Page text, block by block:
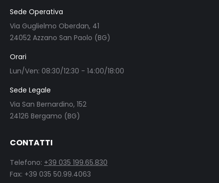
Sede Operativa
Via Guglielmo Oberdan, 41
24052 Azzano San Paolo (BG)
Orari
Lun/Ven: 08:30/12:30 - 14:00/18:00
Sede Legale
Via San Bernardino, 152
24126 Bergamo (BG)
CONTATTI
Telefono: +39 035 199.65.830
Fax: +39 035 50.99.4063